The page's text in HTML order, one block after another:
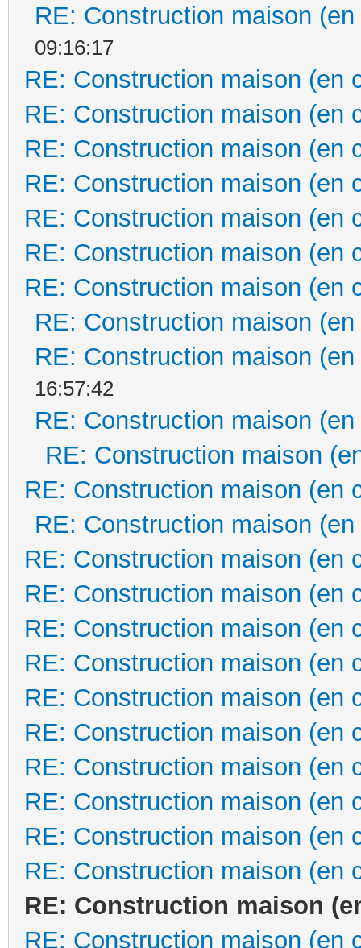
RE: Construction maison
09:16:17
RE: Construction maison (en
RE: Construction maison (en
RE: Construction maison (en
RE: Construction maison (en
RE: Construction maison (en
RE: Construction maison (en
RE: Construction maison (en
RE: Construction maison
RE: Construction maison
16:57:42
RE: Construction maison
RE: Construction maison
RE: Construction maison (en
RE: Construction maison
RE: Construction maison (en
RE: Construction maison (en
RE: Construction maison (en
RE: Construction maison (en
RE: Construction maison (en
RE: Construction maison (en
RE: Construction maison (en
RE: Construction maison (en
RE: Construction maison (en
RE: Construction maison (en
RE: Construction maison
RE: Construction maison (en